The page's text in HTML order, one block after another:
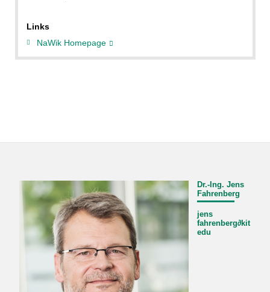
Links
NaWik Homepage
Dr.-Ing. Jens
Fahrenberg
jens
fahrenberg∂kit
edu